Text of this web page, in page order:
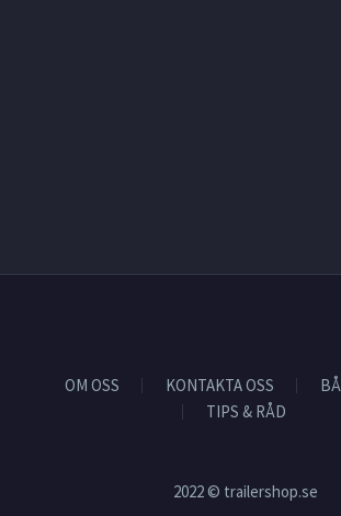
OM OSS KONTAKTA OSS
TIPS & RÅD
2022 © trailershop.se